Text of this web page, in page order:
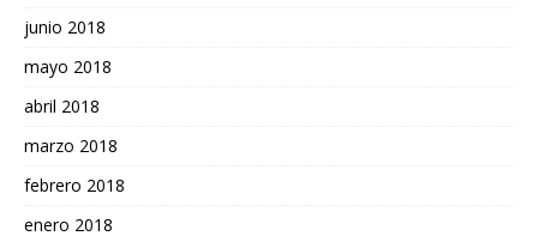
junio 2018
mayo 2018
abril 2018
marzo 2018
febrero 2018
enero 2018